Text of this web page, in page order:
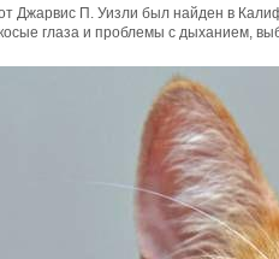
Джарвис П. Уизли был найден в
глаза и проблемы с дыханием,